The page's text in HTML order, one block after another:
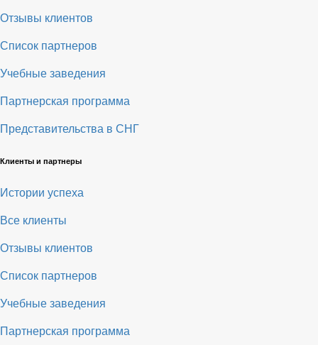
Отзывы клиентов
Список партнеров
Учебные заведения
Партнерская программа
Представительства в СНГ
Клиенты и партнеры
Истории успеха
Все клиенты
Отзывы клиентов
Список партнеров
Учебные заведения
Партнерская программа